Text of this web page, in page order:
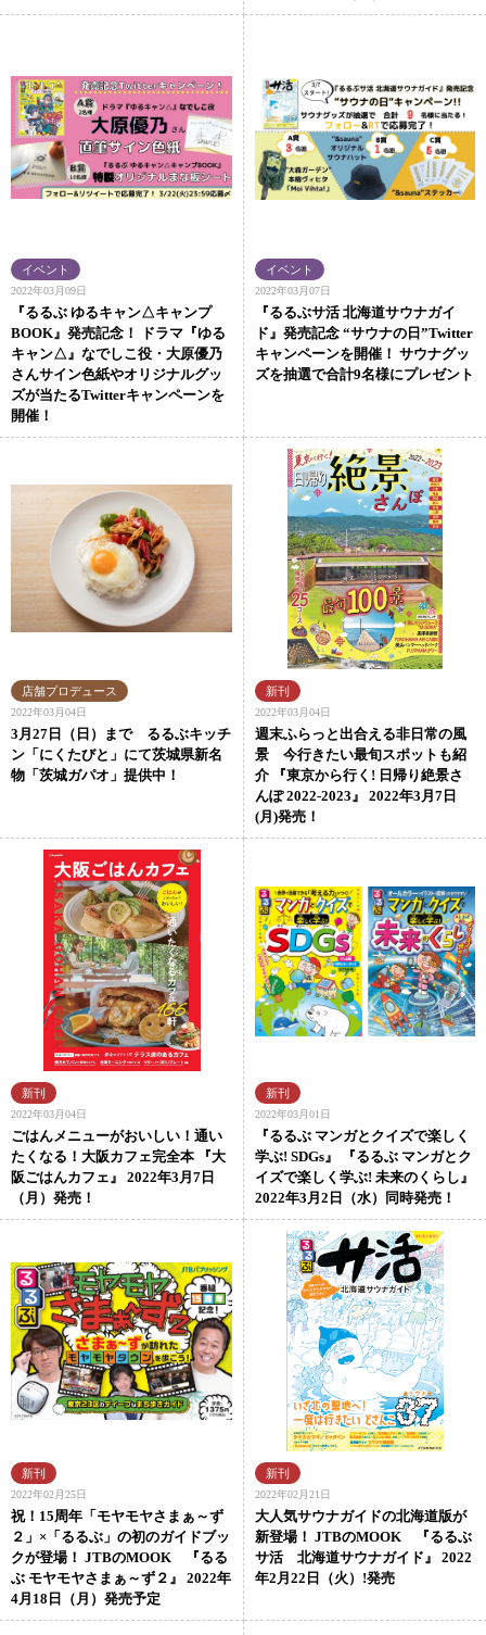
2022年03月09日
『るるぶ ゆるキャン△キャンプ
BOOK』発売記念！ ドラマ『ゆる
キャン△』なでしこ役・大原優乃
さんサイン色紙やオリジナルグッ
ズが当たるTwitterキャンペーンを
開催！
2022年03月07日
『るるぶサ活 北海道サウナガイ
ド』発売記念 “サウナの日”Twitter
キャンペーンを開催！ サウナグッ
ズを抽選で合計9名様にプレゼント
2022年03月04日
3月27日（日）まで るるぶキッチ
ン「にくたびと」にて茨城県新名
物「茨城ガパオ」提供中！
2022年03月04日
週末ふらっと出合える非日常の風
景 今行きたい最旬スポットも紹
介 『東京から行く! 日帰り絶景さ
んぽ 2022-2023』 2022年3月7日
(月)発売！
2022年03月04日
ごはんメニューがおいしい！通い
たくなる！大阪カフェ完全本 『大
阪ごはんカフェ』 2022年3月7日
（月）発売！
2022年03月01日
『るるぶ マンガとクイズで楽しく
学ぶ! SDGs』 『るるぶ マンガとク
イズで楽しく学ぶ! 未来のくらし』
2022年3月2日（水）同時発売！
2022年02月25日
祝！15周年「モヤモヤさまぁ～ず
２」×「るるぶ」の初のガイドブッ
クが登場！ JTBのMOOK 『るる
ぶ モヤモヤさまぁ～ず２』 2022年
4月18日（月）発売予定
2022年02月21日
大人気サウナガイドの北海道版が
新登場！ JTBのMOOK 『るるぶ
サ活 北海道サウナガイド』 2022
年2月22日（火）!発売